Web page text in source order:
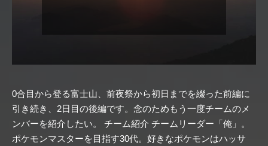
0合目から登る富士山、前夜祭から初日までを綴った前編に
引き続き、2日目の後編です。念のためもう一度チームのメ
ンバーを紹介したい。 チーム紹介 チームリーダー「俺」。
ポケモンマスターを目指す30代。好きなポケモンはハッサ